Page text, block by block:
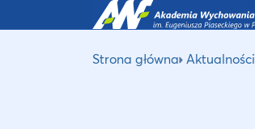
Strona główna Aktualności